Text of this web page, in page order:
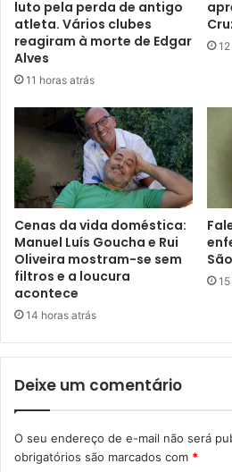
luto pela perda de antigo
atleta. Vários clubes
reagiram à morte de Edgar
Alves
11 horas atrás
Cenas da vida doméstica:
Manuel Luís Goucha e Rui
Oliveira mostram-se sem
filtros e a loucura
acontece
14 horas atrás
Deixe um comentário
O seu endereço de e-mail não será
obrigatórios são marcados com *